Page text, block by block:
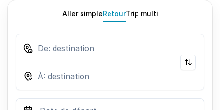
Aller simpleRetourTrip multi